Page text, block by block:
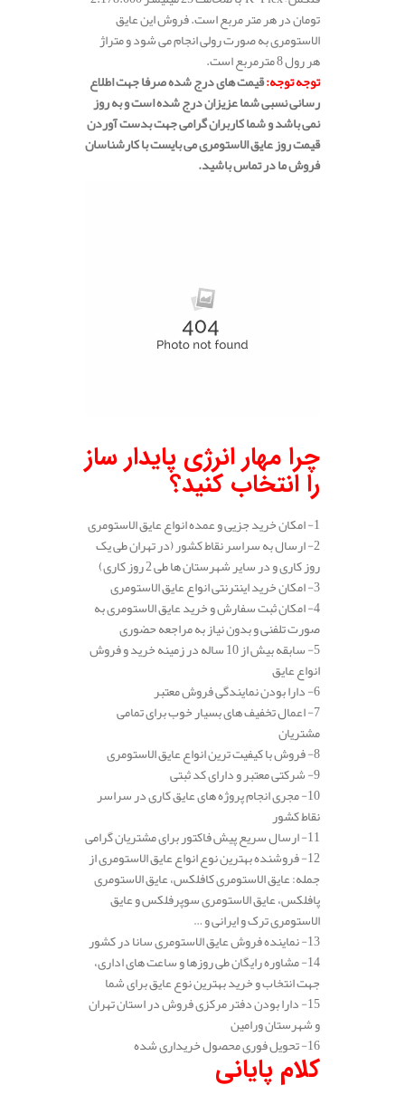
تومان در هر متر مربع است. فروش این عایق
الاستومری به صورت رولی انجام می شود و متراژ
هر رول 8 مترمربع است.
توجه توجه:قیمت های درج شده صرفا جهت اطلاع
رسانی نسبی شما عزیزان درج شده است و به روز
نمی باشد و شما کاربران گرامی جهت بدست آوردن
قیمت روز عایق الاستومری می بایست با کارشناسان
فروش ما در تماس باشید.
چرا مهار انرژی پایدار ساز
را انتخاب کنید؟
1- امکان خرید جزیی و عمده انواع عایق الاستومری
2- ارسال به سراسر نقاط کشور (در تهران طی یک
روز کاری و در سایر شهرستان ها طی 2 روز کاری)
3- امکان خرید اینترنتی انواع عایق الاستومری
4- امکان ثبت سفارش و خرید عایق الاستومری به
صورت تلفنی و بدون نیاز به مراجعه حضوری
5- سابقه بیش از 10 ساله در زمینه خرید و فروش
انواع عایق
6- دارا بودن نمایندگی فروش معتبر
7- اعمال تخفیف های بسیار خوب برای تمامی
مشتریان
8- فروش با کیفیت ترین انواع عایق الاستومری
9- شرکتی معتبر و دارای کد ثبتی
10- مجری انجام پروژه های عایق کاری در سراسر
نقاط کشور
11- ارسال سریع پیش فاکتور برای مشتریان گرامی
12- فروشنده بهترین نوع انواع عایق الاستومری از
جمله: عایق الاستومری کافلکس، عایق الاستومری
پافلکس، عایق الاستومری سوپرفلکس و عایق
الاستومری ترک و ایرانی و …
13- نماینده فروش عایق الاستومری سانا در کشور
14- مشاوره رایگان طی روزها و ساعت های اداری،
جهت انتخاب و خرید بهترین نوع عایق برای شما
15- دارا بودن دفتر مرکزی فروش در استان تهران
و شهرستان ورامین
16- تحویل فوری محصول خریداری شده
کلام پایانی